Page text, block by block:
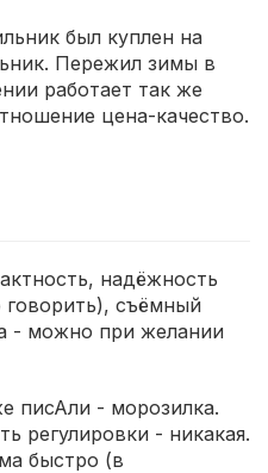
был куплен на
Пережил зимы в
работает так же
цена-качество.
надёжность
съёмный
- можно при желании
писАли - морозилка.
регулировки - никакая.
быстро (в